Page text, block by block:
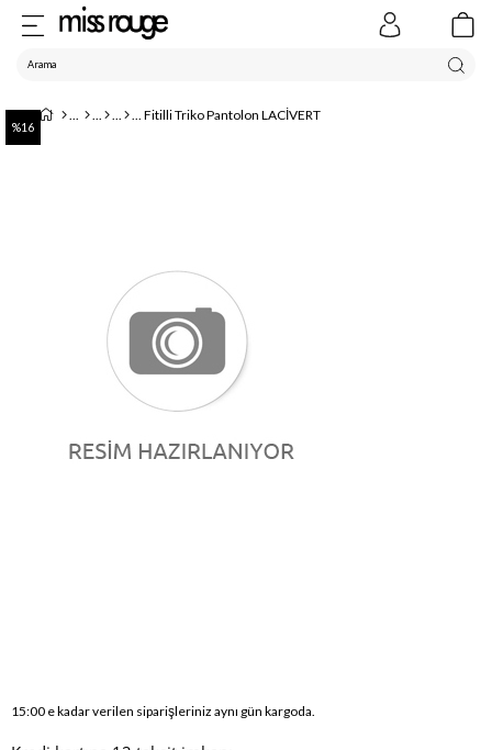
Fitilli Triko Pantolon LACİVERT
16
15:00 e kadar verilen siparişleriniz aynı gün kargoda.